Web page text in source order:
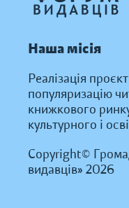
Наша місія
Реалізація
популяризацію
книжкового
культурного і
Copyright©
видавців» 2026